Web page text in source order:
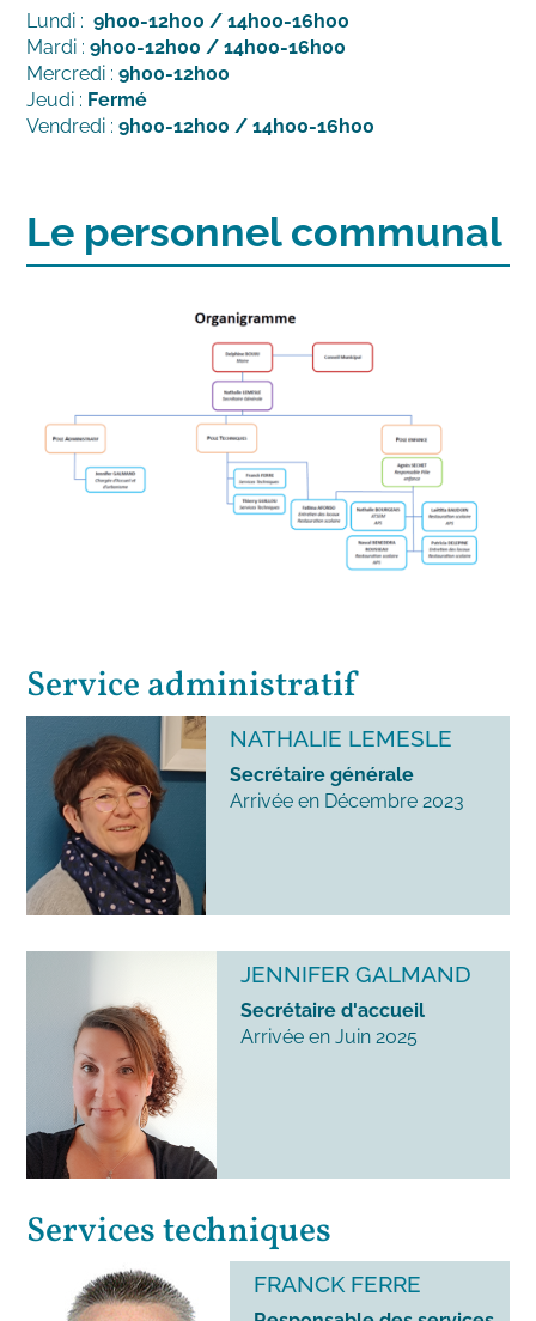
Lundi :9h00-12h00 / 14h00-16h00
Mardi :9h00-12h00 / 14h00-16h00
Mercredi :9h00-12h00
Jeudi : Fermé
Vendredi :9h00-12h00 / 14h00-16h00
Le personnel communal
Service administratif
NATHALIE LEMESLE
Secrétaire générale
Arrivée en Décembre 2023
JENNIFER GALMAND
Secrétaire d'accueil
Arrivée en Juin 2025
Services techniques
FRANCK FERRE